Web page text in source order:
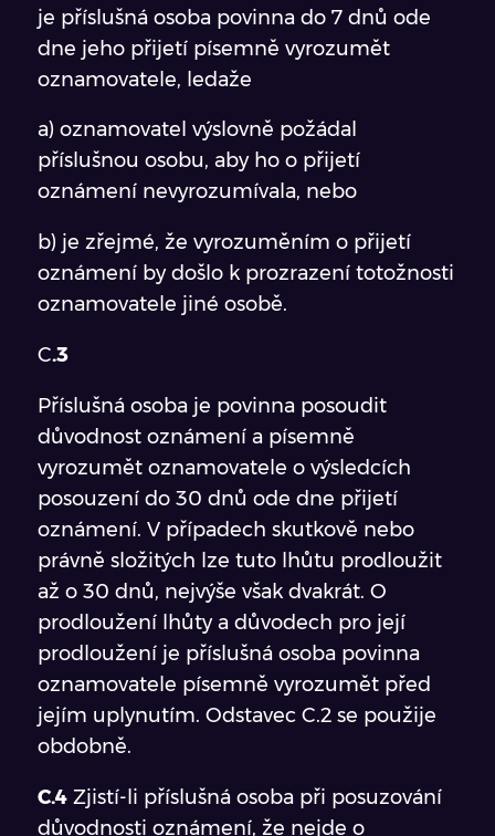
je příslušná osoba povinna do 7 dnů ode
dne jeho přijetí písemně vyrozumět
oznamovatele, ledaže
a) oznamovatel výslovně požádal
příslušnou osobu, aby ho o přijetí
oznámení nevyrozumívala, nebo
b) je zřejmé, že vyrozuměním o přijetí
oznámení by došlo k prozrazení totožnosti
oznamovatele jiné osobě.
C.3
Příslušná osoba je povinna posoudit
důvodnost oznámení a písemně
vyrozumět oznamovatele o výsledcích
posouzení do 30 dnů ode dne přijetí
oznámení. V případech skutkově nebo
právně složitých lze tuto lhůtu prodloužit
až o 30 dnů, nejvýše však dvakrát. O
prodloužení lhůty a důvodech pro její
prodloužení je příslušná osoba povinna
oznamovatele písemně vyrozumět před
jejím uplynutím. Odstavec C.2 se použije
obdobně.
C.4Zjistí-li příslušná osoba při posuzování
důvodnosti oznámení, že nejde o